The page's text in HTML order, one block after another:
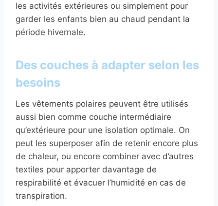
les activités extérieures ou simplement pour
garder les enfants bien au chaud pendant la
période hivernale.
Des couches à adapter selon les
besoins
Les vêtements polaires peuvent être utilisés
aussi bien comme couche intermédiaire
qu’extérieure pour une isolation optimale. On
peut les superposer afin de retenir encore plus
de chaleur, ou encore combiner avec d’autres
textiles pour apporter davantage de
respirabilité et évacuer l’humidité en cas de
transpiration.